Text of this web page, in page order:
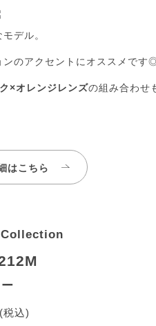
デル。
ンのアクセントにオススメです
×オレンジレンズの組み合わせ
はこちら
Collection
税込)